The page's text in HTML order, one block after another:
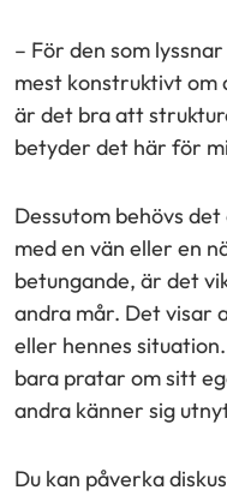
– För den som
mest konstruktivt
är det bra att
betyder det här för
Dessutom behövs
med en vän eller en
betungande, är det
andra mår. Det visar
eller hennes
bara pratar om sitt
andra känner sig
Du kan påverka